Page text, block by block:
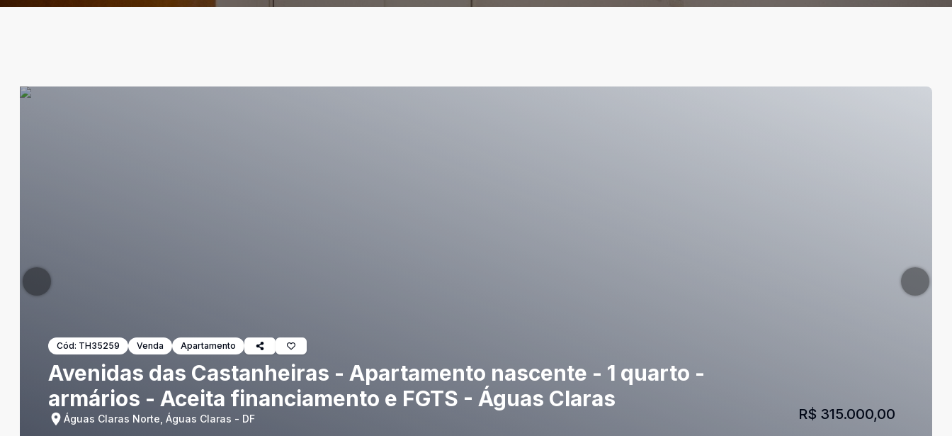
Cód: TH35259 Venda Apartamento
Avenidas das Castanheiras - Apartamento nascente - 1 quarto -
armários - Aceita financiamento e FGTS - Águas Claras
Águas Claras Norte, Águas Claras - DF R$ 315.000,00